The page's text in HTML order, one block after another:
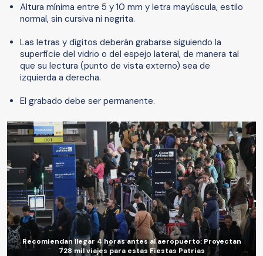
Altura mínima entre 5 y 10 mm y letra mayúscula, estilo
normal, sin cursiva ni negrita.
Las letras y dígitos deberán grabarse siguiendo la
superficie del vidrio o del espejo lateral, de manera tal
que su lectura (punto de vista externo) sea de
izquierda a derecha.
El grabado debe ser permanente.
Recomiendan llegar 4 horas antes al aeropuerto: Proyectan
728 mil viajes para estas Fiestas Patrias